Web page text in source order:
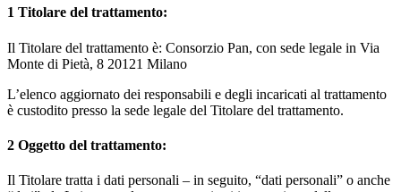
1 Titolare del trattamento:
Il Titolare del trattamento è: Consorzio Pan, con sede legale in Via
Monte di Pietà, 8 20121 Milano
L’elenco aggiornato dei responsabili e degli incaricati al trattamento
è custodito presso la sede legale del Titolare del trattamento.
2 Oggetto del trattamento:
Il Titolare tratta i dati personali – in seguito, “dati personali” o anche